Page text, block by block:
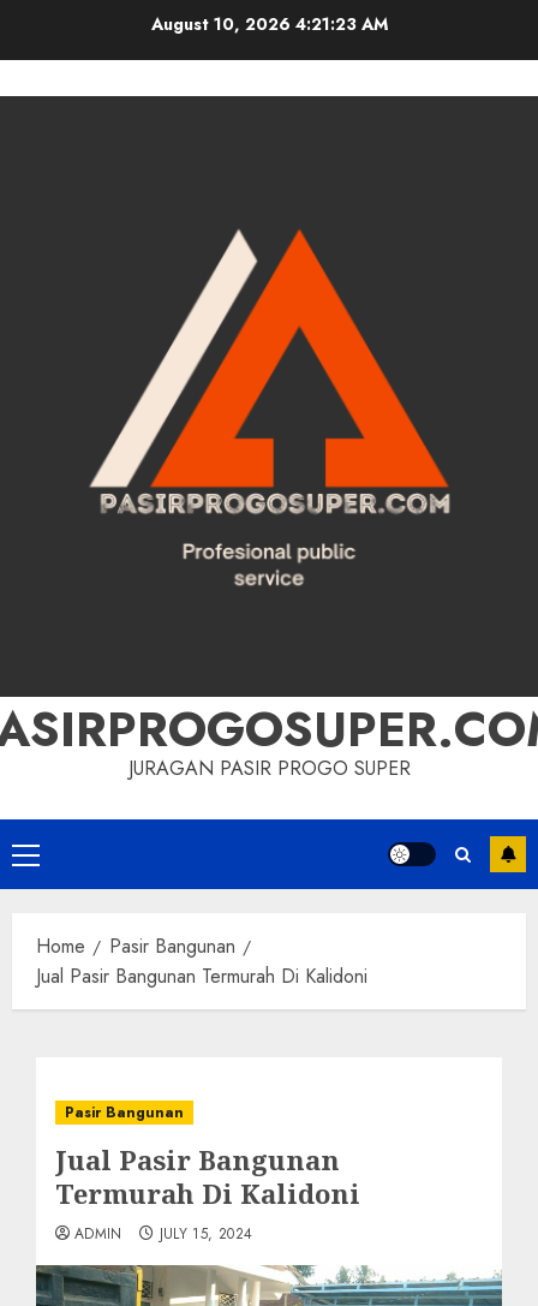
August 10, 2026 4:21:24 AM
JURAGAN PASIR PROGO SUPER
Primary
Menu
Home
Pasir Bangunan
Jual Pasir Bangunan Termurah Di Kalidoni
Pasir Bangunan
Jual Pasir Bangunan
Termurah Di Kalidoni
ADMIN JULY 15, 2024